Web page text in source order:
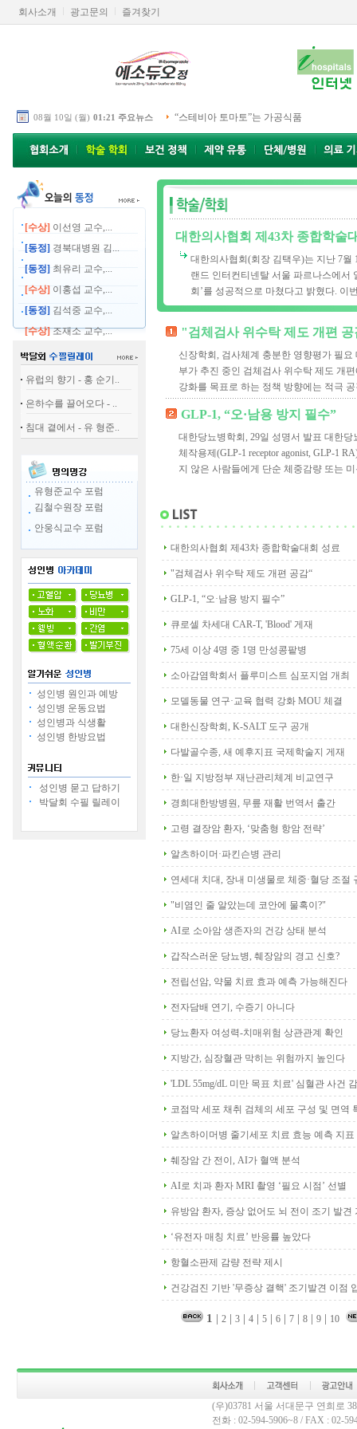
회사소개 광고문의 즐겨찾기
08월 10일 (월) 01:21 주요뉴스 “스테비아 토마토”는 가공식품
[수상] 이선영 교수,...
[동정] 경북대병원 김...
[동정] 최유리 교수,...
[수상] 이홍섭 교수,...
[동정] 김석중 교수,...
[수상]조재소 교수,...
유럽의 향기 - 홍 순기..
은하수를 끌어오다 - ..
침대 곁에서 - 유 형준..
유형준교수 포럼
김철수원장 포럼
안웅식교수 포럼
성인병 원인과 예방
성인병 운동요법
성인병과 식생활
성인병 한방요법
성인병 묻고 답하기
박달회 수필 릴레이
대한의사협회 제43차 종합학술
대한의사협회(회장 김택우)는 지난 7월
랜드 인터컨티넨탈 서울 파르나스에서
회’를 성공적으로 마쳤다고 밝혔다. 이
"검체검사 위수탁 제도 개편 공
신장학회, 검사체계 충분한 영향평가 필
부가 추진 중인 검체검사 위수탁 제도 개
강화를 목표로 하는 정책 방향에는 적극
GLP-1, “오·남용 방지 필수”
대한당뇨병학회, 29일 성명서 발표 대한당
체작용제(GLP-1 receptor agonist, GLP-1
지 않은 사람들에게 단순 체중감량 또는
대한의사협회 제43차 종합학술대회 성료
"검체검사 위수탁 제도 개편 공감“
GLP-1, “오·남용 방지 필수”
큐로셀 차세대 CAR-T, 'Blood' 게재
75세 이상 4명 중 1명 만성콩팥병
소아감염학회서 플루미스트 심포지엄 개최
모델동물 연구·교육 협력 강화 MOU 체결
대한신장학회, K-SALT 도구 공개
다발골수종, 새 예후지표 국제학술지 게재
한·일 지방정부 재난관리체계 비교연구
경희대한방병원, 무릎 재활 번역서 출간
고령 결장암 환자, ‘맞춤형 항암 전략’
알츠하이머·파킨슨병 관리
연세대 치대, 장내 미생물로 체중·혈당 조절
"비염인 줄 알았는데 코안에 물혹이?"
AI로 소아암 생존자의 건강 상태 분석
갑작스러운 당뇨병, 췌장암의 경고 신호?
전립선암, 약물 치료 효과 예측 가능해진다
전자담배 연기, 수증기 아니다
당뇨환자 여성력-치매위험 상관관계 확인
지방간, 심장혈관 막히는 위험까지 높인다
'LDL 55mg/dL 미만 목표 치료' 심혈관 사건
코점막 세포 채취 검체의 세포 구성 및 면역
알츠하이머병 줄기세포 치료 효능 예측 지표
췌장암 간 전이, AI가 혈액 분석
AI로 치과 환자 MRI 촬영 ‘필요 시점’ 선별
유방암 환자, 증상 없어도 뇌 전이 조기 발견
‘유전자 매칭 치료’ 반응률 높았다
항혈소판제 감량 전략 제시
건강검진 기반 '무증상 결핵' 조기발견 이점
1 | 2| 3| 4| 5| 6| 7| 8| 9| 10
(우)03781 서울 서대문구 연희로
전화 : 02-594-5906~8 / FAX : 02-